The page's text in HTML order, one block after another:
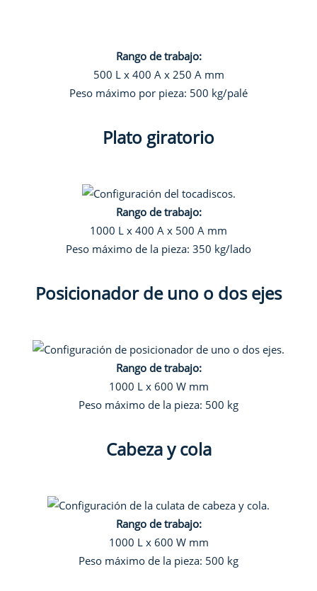
Rango de trabajo:
500 L x 400 A x 250 A mm
Peso máximo por pieza: 500 kg/palé
Plato giratorio
Rango de trabajo:
1000 L x 400 A x 500 A mm
Peso máximo de la pieza: 350 kg/lado
Posicionador de uno o dos ejes
Rango de trabajo:
1000 L x 600 W mm
Peso máximo de la pieza: 500 kg
Cabeza y cola
Rango de trabajo:
1000 L x 600 W mm
Peso máximo de la pieza: 500 kg